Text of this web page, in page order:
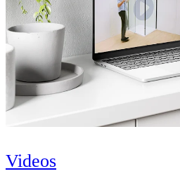
Videos